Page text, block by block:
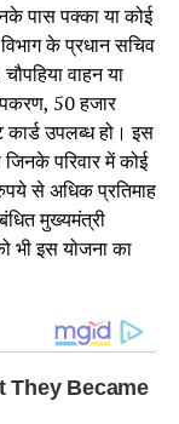
पास पक्का या कोई
के प्रधान सचिव
वाहन या
50 हजार
उपलब्ध हो। इस
जिनके परिवार में कोई
से अधिक प्रतिमाह
मुख्यमंत्री
भी इस योजना का